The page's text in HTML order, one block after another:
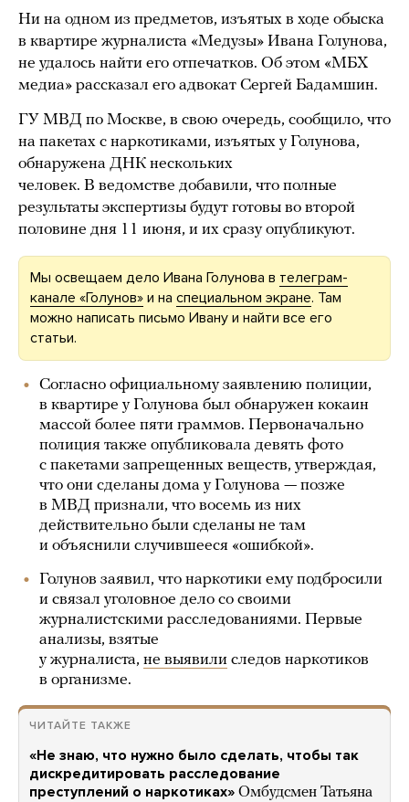
Ни на одном из предметов, изъятых в ходе обыска
в квартире журналиста «Медузы» Ивана Голунова,
не удалось найти его отпечатков. Об этом «МБХ
медиа» рассказал его адвокат Сергей Бадамшин.
ГУ МВД по Москве, в свою очередь, сообщило, что
на пакетах с наркотиками, изъятых у Голунова,
обнаружена ДНК нескольких
человек. В ведомстве добавили, что полные
результаты экспертизы будут готовы во второй
половине дня 11 июня, и их сразу опубликуют.
Мы освещаем дело Ивана Голунова в телеграм-
канале «Голунов» и на специальном экране. Там
можно написать письмо Ивану и найти все его
статьи.
Согласно официальному заявлению полиции,
в квартире у Голунова был обнаружен кокаин
массой более пяти граммов. Первоначально
полиция также опубликовала девять фото
с пакетами запрещенных веществ, утверждая,
что они сделаны дома у Голунова — позже
в МВД признали, что восемь из них
действительно были сделаны не там
и объяснили случившееся «ошибкой».
Голунов заявил, что наркотики ему подбросили
и связал уголовное дело со своими
журналистскими расследованиями. Первые
анализы, взятые
у журналиста, не выявили следов наркотиков
в организме.
ЧИТАЙТЕ ТАКЖЕ
«Не знаю, что нужно было сделать, чтобы так
дискредитировать расследование
преступлений о наркотиках» Омбудсмен Татьяна